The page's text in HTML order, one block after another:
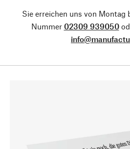
Sie erreichen uns von Montag
Nummer 02309 939050